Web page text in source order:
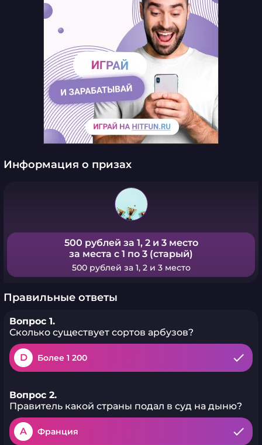
Информация о призах
500 рублей за 1, 2 и 3 место
за места с 1 по 3 (старый)
500 рублей за 1, 2 и 3 место
Правильные ответы
Вопрос 1.
Сколько существует сортов арбузов?
D Более 1 200
Вопрос 2.
Правитель какой страны подал в суд на дыню?
A Франция